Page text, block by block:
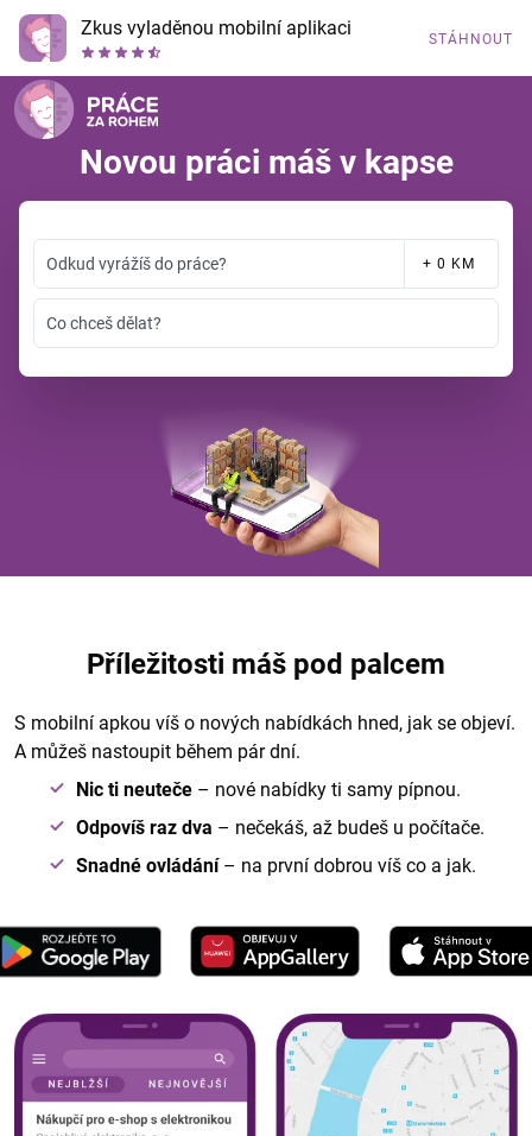
Zkus vyladěnou mobilní aplikaci STÁHNOUT
Novou práci máš v kapse
Odkud vyrážíš do práce? + 0 KM
Co chceš dělat?
Příležitosti máš pod palcem
S mobilní apkou víš o nových nabídkách hned, jak se objeví.
A můžeš nastoupit během pár dní.
Nic ti neuteče – nové nabídky ti samy pípnou.
Odpovíš raz dva – nečekáš, až budeš u počítače.
Snadné ovládání– na první dobrou víš co a jak.